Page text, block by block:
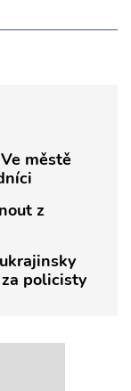
městě
z
policisty